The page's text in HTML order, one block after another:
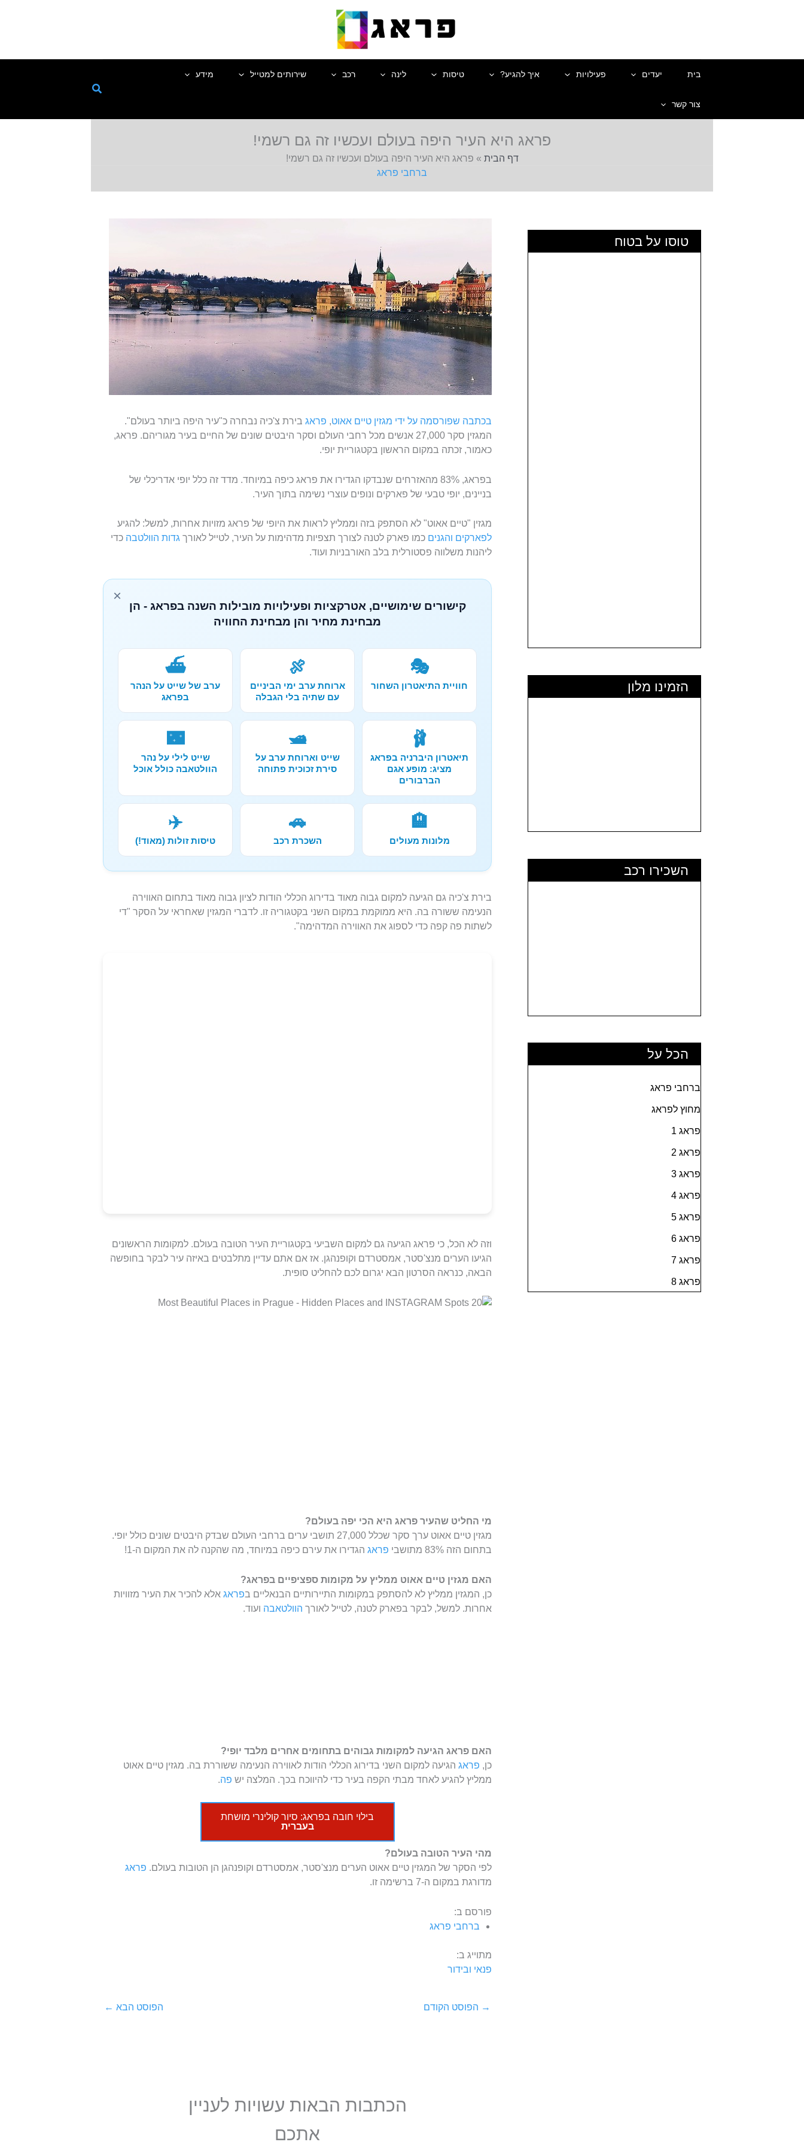
בית יעדים פעילויות איך להגיע? טיסות לינה רכב שירותים למטייל מידע
צור קשר
פראג היא העיר היפה בעולם ועכשיו זה גם רשמי!
דף הבית » פראג היא העיר היפה בעולם ועכשיו זה גם רשמי!
ברחבי פראג
טוסו על בטוח
הזמינו מלון
השכירו רכב
הכל על
ברחבי פראג
מחוץ לפראג
פראג 1
פראג 2
פראג 3
פראג 4
פראג 5
פראג 6
פראג 7
פראג 8
בכתבה שפורסמה על ידי מגזין טיים אאוט, פראג בירת צ'כיה נבחרה כ"עיר היפה ביותר בעולם".
המגזין סקר 27,000 אנשים מכל רחבי העולם וסקר היבטים שונים של החיים בעיר מגוריהם. פראג,
כאמור, זכתה במקום הראשון בקטגוריית יופי.
בפראג, 83% מהאזרחים שנבדקו הגדירו את פראג כיפה במיוחד. מדד זה כלל יופי אדריכלי של
בניינים, יופי טבעי של פארקים ונופים עוצרי נשימה בתוך העיר.
מגזין "טיים אאוט" לא הסתפק בזה וממליץ לראות את היופי של פראג מזויות אחרות, למשל: להגיע
לפארקים והגנים כמו פארק לטנה לצורך תצפיות מדהימות על העיר, לטייל לאורך גדות הוולטבה כדי
ליהנות משלווה פסטורלית בלב האורבניות ועוד.
×
קישורים שימושיים, אטרקציות ופעילויות מובילות השנה בפראג - הן
מבחינת מחיר והן מבחינת החוויה
🎭
חוויית התיאטרון השחור
🍖
ארוחת ערב ימי הביניים
עם שתיה בלי הגבלה
⛴️
ערב של שייט על הנהר
בפראג
🩰
תיאטרון היברניה בפראג
מציג: מופע אגם
הברבורים
🛥️
שייט וארוחת ערב על
סירת זכוכית פתוחה
🌃
שייט לילי על נהר
הוולטאבה כולל אוכל
🏨
מלונות מעולים
🚗
השכרת רכב
✈️
טיסות זולות (מאוד!)
בירת צ'כיה גם הגיעה למקום גבוה מאוד בדירוג הכללי הודות לציון גבוה מאוד בתחום האווירה
הנעימה ששורה בה. היא ממוקמת במקום השני בקטגוריה זו. לדברי המגזין שאחראי על הסקר "די
לשתות פה קפה כדי לספוג את האווירה המדהימה".
וזה לא הכל, כי פראג הגיעה גם למקום השביעי בקטגוריית העיר הטובה בעולם. למקומות הראשונים
הגיעו הערים מנצ'סטר, אמסטרדם וקופנהגן. אז אם אתם עדיין מתלבטים באיזה עיר לבקר בחופשה
הבאה, כנראה הסרטון הבא יגרום לכם להחליט סופית.
מי החליט שהעיר פראג היא הכי יפה בעולם?
מגזין טיים אאוט ערך סקר שכלל 27,000 תושבי ערים ברחבי העולם שבדק היבטים שונים כולל יופי.
בתחום הזה 83% מתושבי
פראג הגדירו את עירם כיפה במיוחד, מה שהקנה לה את המקום ה-1!
האם מגזין טיים אאוט ממליץ על מקומות ספציפיים בפראג?
כן, המגזין ממליץ לא להסתפק במקומות התיירותיים הבנאליים בפראג אלא להכיר את העיר מזוויות
אחרות. למשל, לבקר בפארק לטנה, לטייל לאורך הוולטאבה ועוד.
האם פראג הגיעה למקומות גבוהים בתחומים אחרים מלבד יופי?
כן, פראג הגיעה למקום השני בדירוג הכללי הודות לאווירה הנעימה ששוררת בה. מגזין טיים אאוט
ממליץ להגיע לאחד מבתי הקפה בעיר כדי להיווכח בכך. המלצה יש פה.
בילוי חובה בפראג: סיור קולינרי מושחת
בעברית
מהי העיר הטובה בעולם?
לפי הסקר של המגזין טיים אאוט הערים מנצ'סטר, אמסטרדם וקופנהגן הן הטובות בעולם. פראג
מדורגת במקום ה-7 ברשימה זו.
פורסם ב:
ברחבי פראג
מתוייג ב:
פנאי ובידור
→ הפוסט הקודם הפוסט הבא ←
הכתבות הבאות עשויות לעניין
אתכם